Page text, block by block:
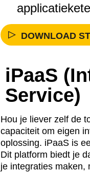
DOWNLOAD
iPaaS
Service)
Hou je liever zelf de
capaciteit om eigen
oplossing. iPaaS is
Dit platform biedt je
je integraties maken,